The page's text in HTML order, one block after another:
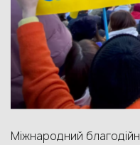
Міжнародний благодійн